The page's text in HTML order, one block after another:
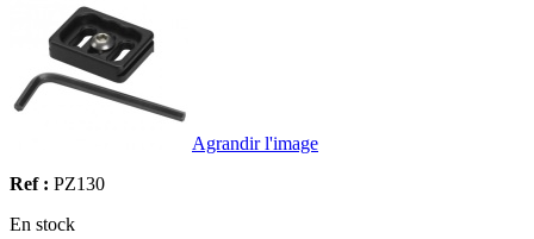
Agrandir l'image
Ref : PZ130
En stock